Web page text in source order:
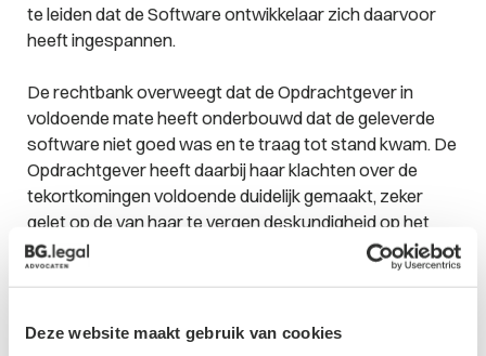
Deze website maakt gebruik van cookies
te leiden dat de Software ontwikkelaar zich daarvoor
heeft ingespannen.
De rechtbank overweegt dat de Opdrachtgever in
voldoende mate heeft onderbouwd dat de geleverde
software niet goed was en te traag tot stand kwam. De
Opdrachtgever heeft daarbij haar klachten over de
tekortkomingen voldoende duidelijk gemaakt, zeker
gelet op de van haar te vergen deskundigheid op het
gebied van IT-ontwikkeling. In het algemeen kunnen aan
een klant van een Software ontwikkelaar op dit punt
Opdrachtgever aan de ontwikkelaar meedeelt welke